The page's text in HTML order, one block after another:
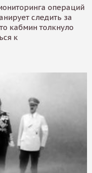
операций
следить за
кабмин толкнуло
к